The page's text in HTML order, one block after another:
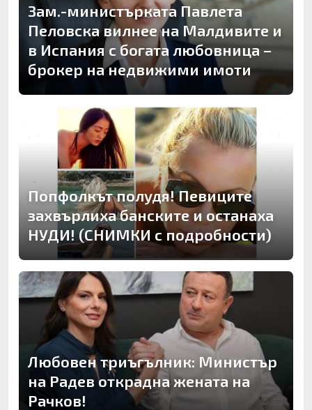
Зам.-министърката Павлета
Пеловска вилнее на Малдивите и
в Испания с богата любовница –
брокер на недвижими имоти
Попфолкът полудя! Певиците
захвърлиха банските и останаха
НУДИ! (СНИМКИ с подробности)
Любовен триъгълник: Министър
на Радев открадна жената на
Рачков!